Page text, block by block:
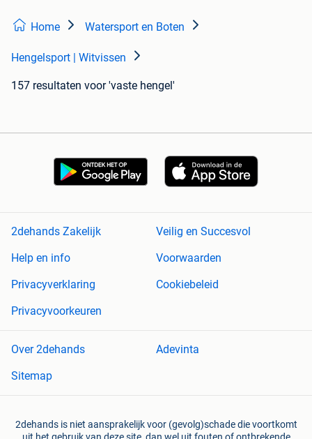
Home Watersport en Boten
Hengelsport | Witvissen
157 resultaten voor 'vaste hengel'
2dehands Zakelijk
Veilig en Succesvol
Help en info
Voorwaarden
Privacyverklaring
Cookiebeleid
Privacyvoorkeuren
Over 2dehands
Adevinta
Sitemap
2dehands is niet aansprakelijk voor (gevolg)schade die voortkomt